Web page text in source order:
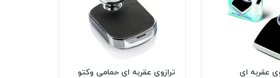
عقربه ای
ترازوی عقربه ای حمامی وکتو